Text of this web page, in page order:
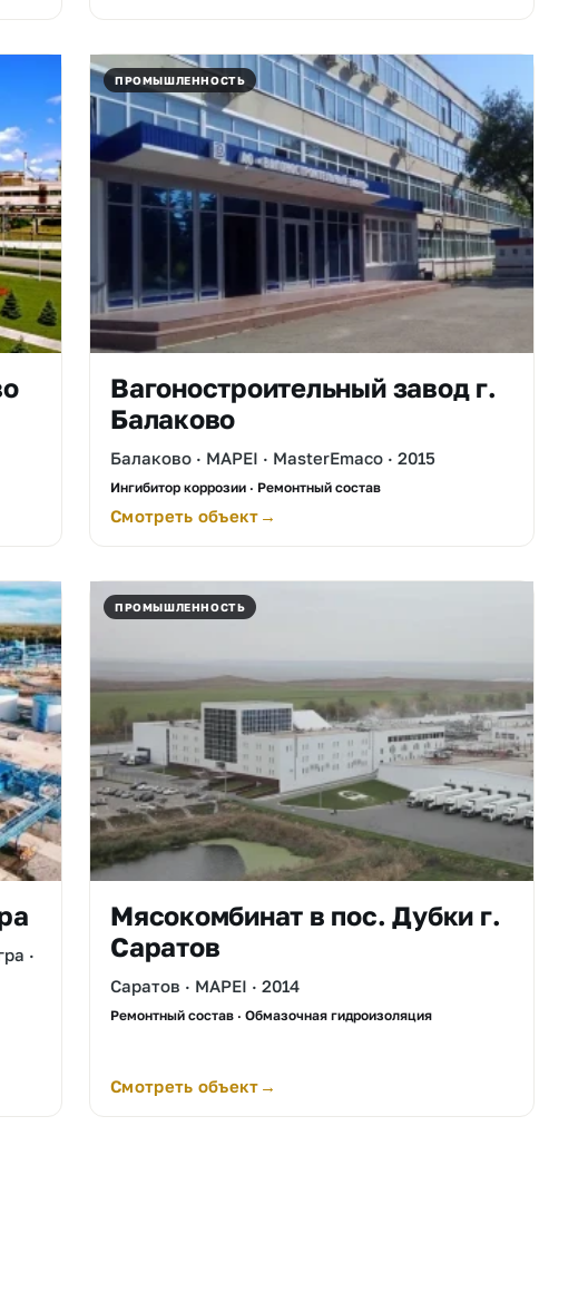
ПРОМЫШЛЕННОСТЬ
Вагоностроительный завод г.
Балаково
Балаково · MAPEI · MasterEmaco · 2015
Ингибитор коррозии · Ремонтный состав
Смотреть объект
·
ПРОМЫШЛЕННОСТЬ
Мясокомбинат в пос. Дубки г.
Саратов
Саратов · MAPEI · 2014
Ремонтный состав · Обмазочная гидроизоляция
Смотреть объект